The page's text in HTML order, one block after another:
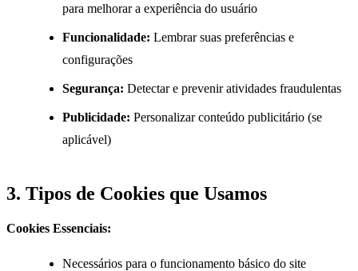
para melhorar a experiência do usuário
Funcionalidade: Lembrar suas preferências e
configurações
Segurança: Detectar e prevenir atividades fraudulentas
Publicidade: Personalizar conteúdo publicitário (se
aplicável)
3. Tipos de Cookies que Usamos
Cookies Essenciais:
Necessários para o funcionamento básico do site